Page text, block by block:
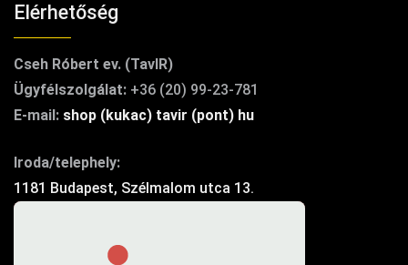
Elérhetőség
Cseh Róbert ev. (TavIR)
Ügyfélszolgálat: +36 (20) 99-23-781
E-mail: shop (kukac) tavir (pont) hu
Iroda/telephely:
1181 Budapest, Szélmalom utca 13.